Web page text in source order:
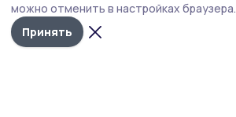
можно отменить в настройках браузера.
Принять